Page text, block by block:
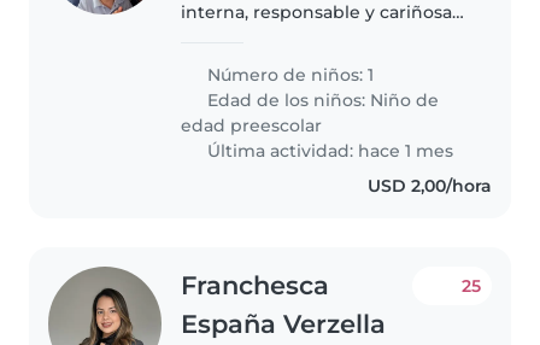
interna, responsable y cariñosa
preescolar. Somos una familia
agradable y respestuosa. ¡Nos
encantaría conocerte!
Número de niños: 1
Edad de los niños: Niño de
edad preescolar
Última actividad: hace 1 mes
USD 2,00/hora
Franchesca
España Verzella
25